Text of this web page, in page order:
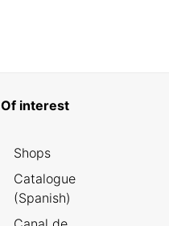
Of interest
Shops
Catalogue
(Spanish)